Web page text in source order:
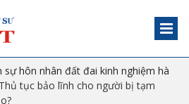
hôn nhân đất đai kinh nghiệm hà
Thủ tục bảo lĩnh cho người bị tạm